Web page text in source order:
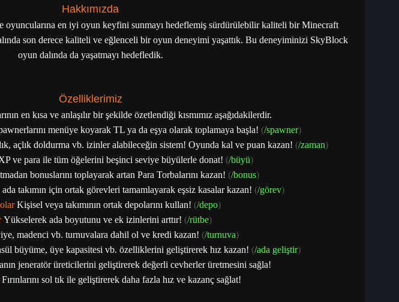
Hakkımızda
oyuncularına en iyi oyun keyfini sunmayı hedeflemiş sürdürülebilir kaliteli bir Minecraft
son derece kaliteli ve eğlenceli bir oyun deneyimi yaşattık. Bu deneyiminizi SkyBlock
oyun dalında da yaşatmayı hedefledik.
Özelliklerimiz
en kısa ve anlaşılır bir şekilde özetlendiği kısmımız aşağıdakilerdir.
menüye koyarak TL ya da eşya olarak toplamaya başla! (/spawner)
açlık doldurma vb. izinler alabileceğin sistem! Oyunda kal ve puan kazan! (/zaman)
ve para ile tüm öğelerini beşinci seviye büyülerle donat! (/büyü)
bonuslarını toplayarak artan Para Torbalarını kazan! (/bonus)
takımın için ortak görevleri tamamlayarak eşsiz kasalar kazan! (/görev)
Kişisel veya takımının ortak depolarını kullan! (/depo)
Yükselerek ada boyutunu ve ek izinlerini arttır! (/rütbe)
madenci vb. turnuvalara dahil ol ve kredi kazan! (/turnuva)
büyüme, üye kapasitesi vb. özelliklerini geliştirerek hız kazan! (/ada geliştir)
jeneratör üreticilerini geliştirerek değerli cevherler üretmesini sağla!
Fırınlarını sol tık ile geliştirerek daha fazla hız ve kazanç sağlat!